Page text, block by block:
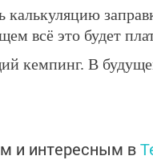
калькуляцию
всё это будет
кемпинг. В
и интересным в